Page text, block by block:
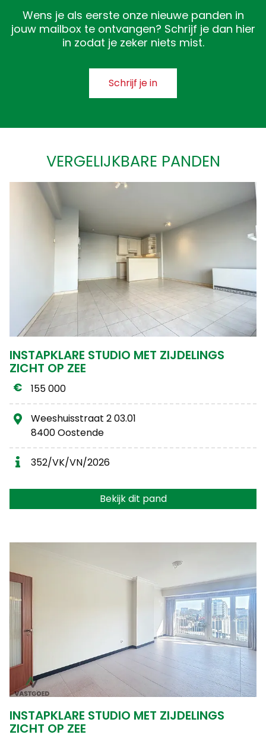
Wens je als eerste onze nieuwe panden in
jouw mailbox te ontvangen? Schrijf je dan hier
in zodat je zeker niets mist.
Schrijf je in
VERGELIJKBARE PANDEN
INSTAPKLARE STUDIO MET ZIJDELINGS
ZICHT OP ZEE
155 000
Weeshuisstraat 2 03.01
8400 Oostende
352/VK/VN/2026
Bekijk dit pand
INSTAPKLARE STUDIO MET ZIJDELINGS
ZICHT OP ZEE